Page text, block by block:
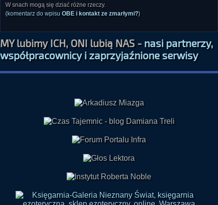
W snach mogą się dziać różne rzeczy.
(komentarz do wpisu OBE i kontakt ze zmarłymi?)
MY lubimy ICH, ONI lubią NAS -nasi partnerzy,
współpracownicy i zaprzyjaźnione serwisy